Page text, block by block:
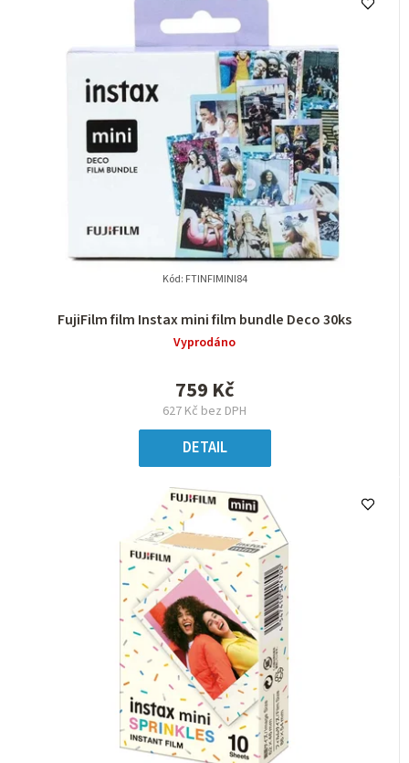
FujiFilm film Instax mini film bundle Deco 30ks
Vyprodáno
627 Kč bez DPH
759 Kč
DETAIL
Kód: FTINFIMINI84